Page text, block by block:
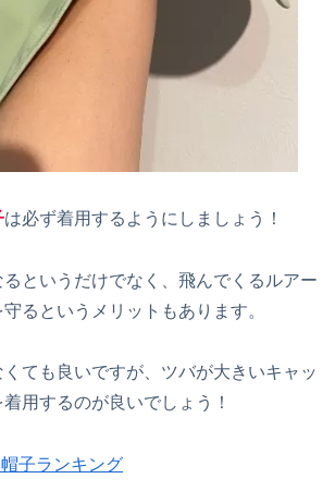
は必ず着用するようにしましょう！
というだけでなく、飛んでくるルアー
るというメリットもあります。
ても良いですが、ツバが大きいキャッ
用するのが良いでしょう！
子ランキング